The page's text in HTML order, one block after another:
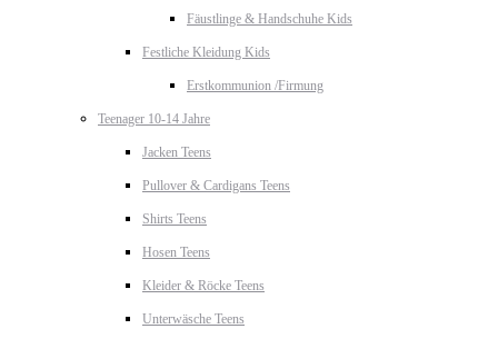
Fäustlinge & Handschuhe Kids
Festliche Kleidung Kids
Erstkommunion /Firmung
Teenager 10-14 Jahre
Jacken Teens
Pullover & Cardigans Teens
Shirts Teens
Hosen Teens
Kleider & Röcke Teens
Unterwäsche Teens